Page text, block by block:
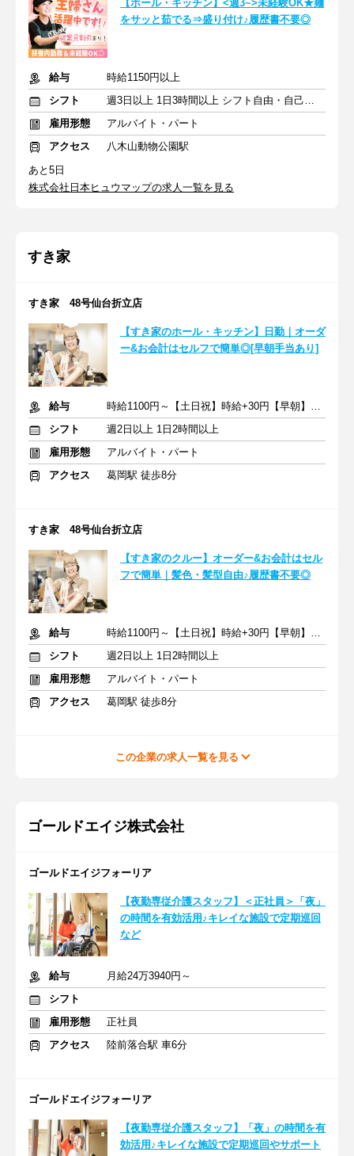
【ホール・キッチン】<週3~>未経験OK★麺
をサッと茹でる⇒盛り付け♪履歴書不要◎
給与
時給1150円以上
シフト
週3日以上 1日3時間以上 シフト自由・自己申告
雇用形態
アルバイト・パート
アクセス
八木山動物公園駅
あと5日
株式会社日本ヒュウマップの求人一覧を見る
すき家
すき家 48号仙台折立店
【すき家のホール・キッチン】日勤｜オーダ
ー&お会計はセルフで簡単◎[早朝手当あり]
給与
時給1100円～【土日祝】時給+30円【早朝】時給+150円
シフト
週2日以上 1日2時間以上
雇用形態
アルバイト・パート
アクセス
葛岡駅 徒歩8分
すき家 48号仙台折立店
【すき家のクルー】オーダー&お会計はセル
フで簡単｜髪色・髪型自由♪履歴書不要◎
給与
時給1100円～【土日祝】時給+30円【早朝】時給+150円
シフト
週2日以上 1日2時間以上
雇用形態
アルバイト・パート
アクセス
葛岡駅 徒歩8分
この企業の求人一覧を見る
ゴールドエイジ株式会社
ゴールドエイジフォーリア
【夜勤専従介護スタッフ】＜正社員＞「夜」
の時間を有効活用♪キレイな施設で定期巡回
など
給与
月給24万3940円～
シフト
雇用形態
正社員
アクセス
陸前落合駅 車6分
ゴールドエイジフォーリア
【夜勤専従介護スタッフ】「夜」の時間を有
効活用♪キレイな施設で定期巡回やサポート